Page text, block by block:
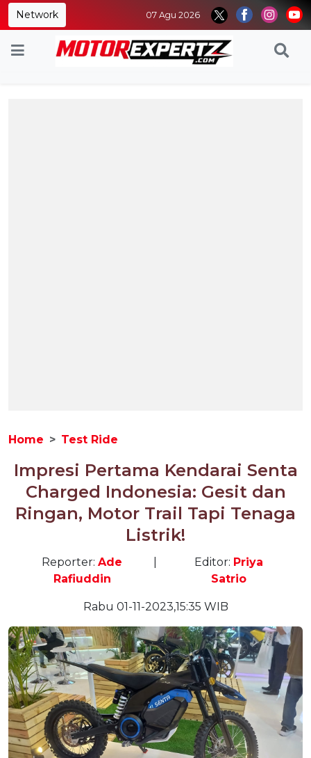
Network 07 Agu 2026
Home Test Ride
Impresi Pertama Kendarai Senta
Charged Indonesia: Gesit dan
Ringan, Motor Trail Tapi Tenaga
Listrik!
Reporter: Ade
Rafiuddin
Editor: Priya
Satrio
Rabu 01-11-2023,15:35 WIB